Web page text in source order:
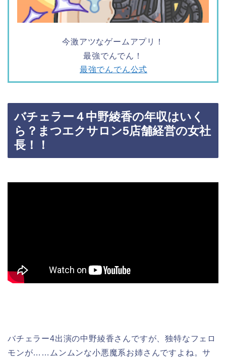
今激アツなゲームアプリ！
最強でんでん！
最強でんでん公式
バチェラー４中野綾香の年収はいく
ら？まつエクサロン5店舗経営の女社
長！！
バチェラー4出演の中野綾香さんですが、独特なフェロ
モンが……ムンムンな小悪魔系お姉さんですよね。サ